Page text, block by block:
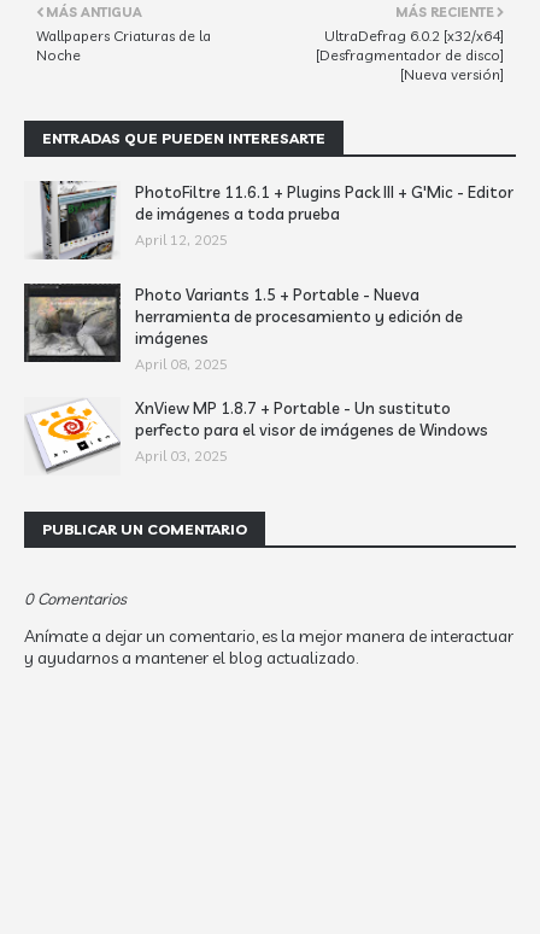
MÁS RECIENTE
UltraDefrag 6.0.2 [x32/x64]
[Desfragmentador de disco]
[Nueva versión]
MÁS ANTIGUA
Wallpapers Criaturas de la
Noche
ENTRADAS QUE PUEDEN INTERESARTE
PhotoFiltre 11.6.1 + Plugins Pack III + G'Mic - Editor
de imágenes a toda prueba
April 12, 2025
Photo Variants 1.5 + Portable - Nueva
herramienta de procesamiento y edición de
imágenes
April 08, 2025
XnView MP 1.8.7 + Portable - Un sustituto
perfecto para el visor de imágenes de Windows
April 03, 2025
PUBLICAR UN COMENTARIO
0 Comentarios
Anímate a dejar un comentario, es la mejor manera de interactuar
y ayudarnos a mantener el blog actualizado.